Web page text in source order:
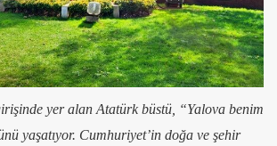
yer alan Atatürk büstü, “Yalova benim
yaşatıyor. Cumhuriyet’in doğa ve şehir